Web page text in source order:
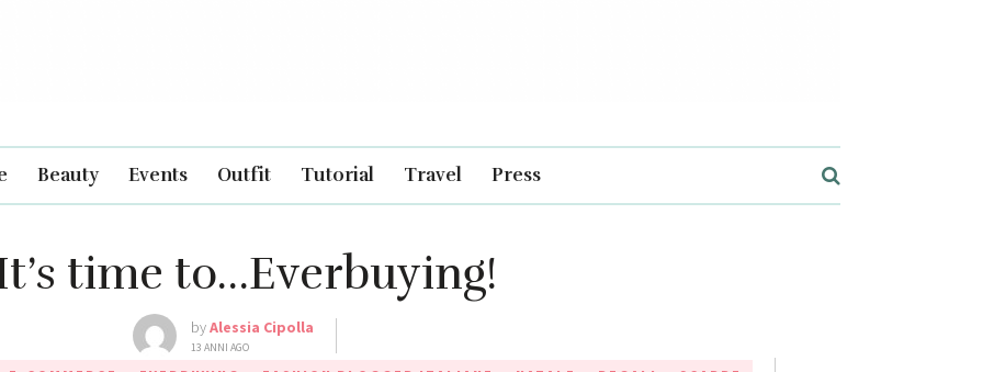
Beauty Events Outfit Tutorial Travel Press
time to…Everbuying!
byAlessia Cipolla
13 ANNI AGO